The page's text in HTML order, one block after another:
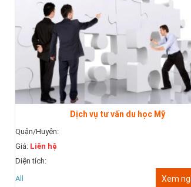
Dịch vụ tư vấn du học Mỹ
Quận/Huyện:
Giá: Liên hệ
Diện tích:
All
Xem